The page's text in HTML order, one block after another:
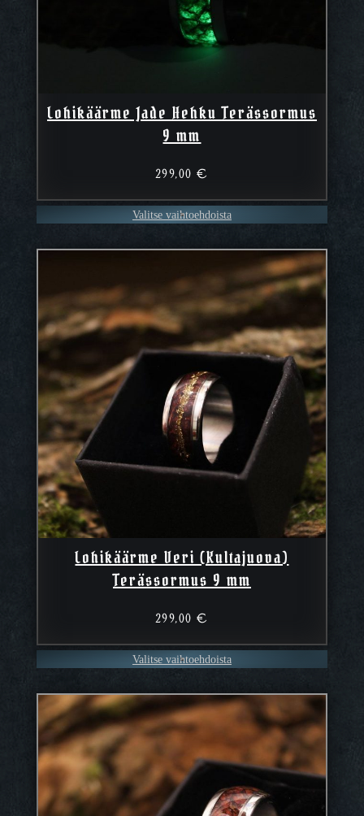
Lohikäärme Jade Hehku Terässormus
9 mm
299,00€
Valitse vaihtoehdoista
Lohikäärme Veri (Kultajuova)
Terässormus 9 mm
299,00€
Valitse vaihtoehdoista